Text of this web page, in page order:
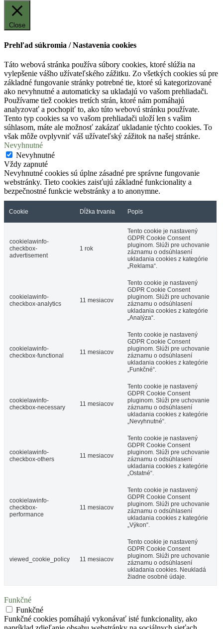
Close
Prehľad súkromia / Nastavenia cookies
Táto webová stránka používa súbory cookies, ktoré slúžia na
vylepšenie vášho užívateľského zážitku. Zo všetkých cookies sú pre
základné fungovanie stránky potrebné tie, ktoré sú kategorizované
ako nevyhnutné a automaticky sa ukladajú vo vašom prehliadači.
Používame tiež cookies tretích strán, ktoré nám pomáhajú
analyzovať a pochopiť to, ako túto webovú stránku používate.
Tento typ cookies sa vo vašom prehliadači uloží len s vašim
súhlasom, máte ale možnosť zakázať ukladanie týchto cookies. To
však môže ovplyvniť váš užívateľský zážitok na našej stránke.
Nevyhnutné
Nevyhnutné
Vždy zapnuté
Nevyhnutné cookies sú úplne zásadné pre správne fungovanie
webstránky. Tieto cookies zaisťujú základné funkcionality a
bezpečnostné funkcie webstránky a to anonymne.
Cookie Dĺžka trvania Popis
cookielawinfo-
checkbox-
advertisement
1 rok
Tento cookie je nastavený
GDPR Cookie Consent
pluginom. Slúži pre uchovanie
záznamu o odsúhlasení
ukladania cookies z kategórie
„Reklama“.
cookielawinfo-
checkbox-analytics
11 mesiacov
Tento cookie je nastavený
GDPR Cookie Consent
pluginom. Slúži pre uchovanie
záznamu o odsúhlasení
ukladania cookies z kategórie
„Analýza“.
cookielawinfo-
checkbox-functional
11 mesiacov
Tento cookie je nastavený
GDPR Cookie Consent
pluginom. Slúži pre uchovanie
záznamu o odsúhlasení
ukladania cookies z kategórie
„Funkčné“.
cookielawinfo-
checkbox-necessary
11 mesiacov
Tento cookie je nastavený
GDPR Cookie Consent
pluginom. Slúži pre uchovanie
záznamu o odsúhlasení
ukladania cookies z kategórie
„Nevyhnutné“.
cookielawinfo-
checkbox-others
11 mesiacov
Tento cookie je nastavený
GDPR Cookie Consent
pluginom. Slúži pre uchovanie
záznamu o odsúhlasení
ukladania cookies z kategórie
„Ostatné“.
cookielawinfo-
checkbox-
performance
11 mesiacov
Tento cookie je nastavený
GDPR Cookie Consent
pluginom. Slúži pre uchovanie
záznamu o odsúhlasení
ukladania cookies z kategórie
„Výkon“.
viewed_cookie_policy 11 mesiacov
Tento cookie je nastavený
GDPR Cookie Consent
pluginom. Slúži pre uchovanie
záznamu o odsúhlasení
ukladania cookies. Neukladá
žiadne osobné údaje.
Funkčné
Funkčné
Funkčné cookies pomáhajú vykonávať isté funkcionality, ako